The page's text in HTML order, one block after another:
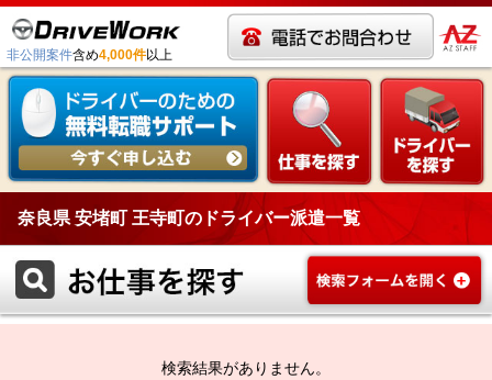
非公開案件含め4,000件以上
奈良県 安堵町 王寺町のドライバー派遣一覧
検索結果がありません。